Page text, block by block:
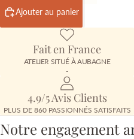
Ajouter au panier
Fait en France
ATELIER SITUÉ À AUBAGNE
-
4.9/5 Avis Clients
PLUS DE 860 PASSIONNÉS SATISFAITS
Notre engagement